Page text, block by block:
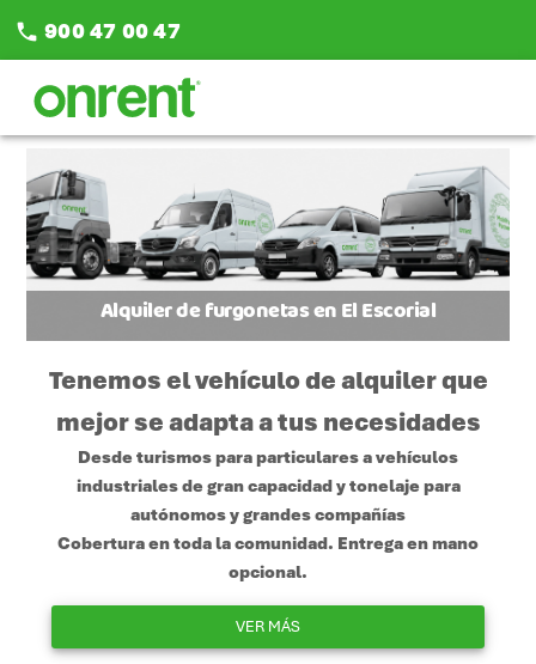
phone 900 47 00 47
Alquiler de furgonetas en El Escorial
Tenemos el vehículo de alquiler que
mejor se adapta a tus necesidades
Desde turismos para particulares a vehículos
industriales de gran capacidad y tonelaje para
autónomos y grandes compañías
Cobertura en toda la comunidad. Entrega en mano
opcional.
VER MÁS